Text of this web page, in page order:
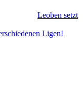
Leoben setzt
Ligen!